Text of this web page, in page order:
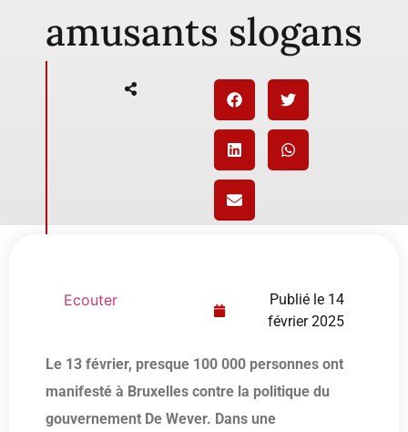
amusants slogans
Ecouter Publié le 14
février 2025
Le 13 février, presque 100 000 personnes ont
manifesté à Bruxelles contre la politique du
gouvernement De Wever. Dans une